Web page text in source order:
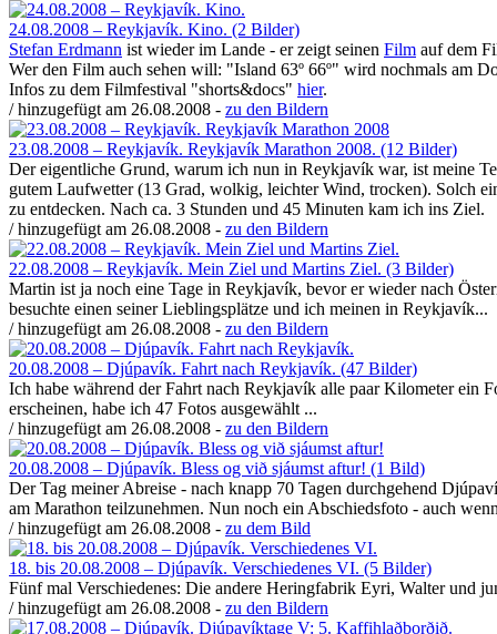
24.08.2008 – Reykjavík. Kino. (2 Bilder)
Stefan Erdmann ist wieder im Lande - er zeigt seinen Film auf dem
Wer den Film auch sehen will: "Island 63º 66º" wird nochmals am
Infos zu dem Filmfestival "shorts&docs" hier.
/ hinzugefügt am 26.08.2008 - zu den Bildern
23.08.2008 – Reykjavík. Reykjavík Marathon 2008. (12 Bilder)
Der eigentliche Grund, warum ich nun in Reykjavík war, ist meine
gutem Laufwetter (13 Grad, wolkig, leichter Wind, trocken). Solch
zu entdecken. Nach ca. 3 Stunden und 45 Minuten kam ich ins Ziel.
/ hinzugefügt am 26.08.2008 - zu den Bildern
22.08.2008 – Reykjavík. Mein Ziel und Martins Ziel. (3 Bilder)
Martin ist ja noch eine Tage in Reykjavík, bevor er wieder nach
besuchte einen seiner Lieblingsplätze und ich meinen in Reykjavík...
/ hinzugefügt am 26.08.2008 - zu den Bildern
20.08.2008 – Djúpavík. Fahrt nach Reykjavík. (47 Bilder)
Ich habe während der Fahrt nach Reykjavík alle paar Kilometer ein
erscheinen, habe ich 47 Fotos ausgewählt ...
/ hinzugefügt am 26.08.2008 - zu den Bildern
20.08.2008 – Djúpavík. Bless og við sjáumst aftur! (1 Bild)
Der Tag meiner Abreise - nach knapp 70 Tagen durchgehend
am Marathon teilzunehmen. Nun noch ein Abschiedsfoto - auch
/ hinzugefügt am 26.08.2008 - zu dem Bild
18. bis 20.08.2008 – Djúpavík. Verschiedenes VI. (5 Bilder)
Fünf mal Verschiedenes: Die andere Heringfabrik Eyri, Walter und
/ hinzugefügt am 26.08.2008 - zu den Bildern